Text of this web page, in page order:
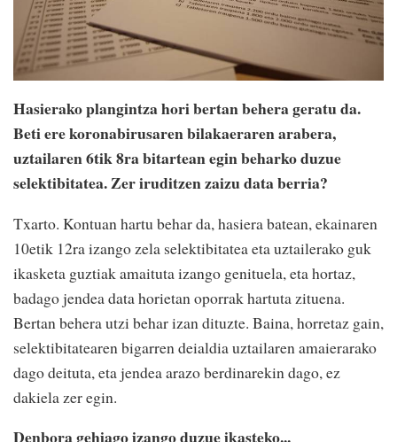
Hasierako plangintza hori bertan behera geratu da.
Beti ere koronabirusaren bilakaeraren arabera,
uztailaren 6tik 8ra bitartean egin beharko duzue
selektibitatea. Zer iruditzen zaizu data berria?
Txarto. Kontuan hartu behar da, hasiera batean, ekainaren
10etik 12ra izango zela selektibitatea eta uztailerako guk
ikasketa guztiak amaituta izango genituela, eta hortaz,
badago jendea data horietan oporrak hartuta zituena.
Bertan behera utzi behar izan dituzte. Baina, horretaz gain,
selektibitatearen bigarren deialdia uztailaren amaierarako
dago deituta, eta jendea arazo berdinarekin dago, ez
dakiela zer egin.
Denbora gehiago izango duzue ikasteko...